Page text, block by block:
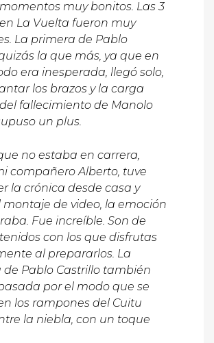
muy bonitos. Las 3
La Vuelta fueron muy
La primera de Pablo
la que más, ya que en
era inesperada, llegó solo,
los brazos y la carga
fallecimiento de Manolo
un plus.
no estaba en carrera,
compañero Alberto, tuve
la crónica desde casa y
montaje de video, la emoción
Fue increíble. Son de
con los que disfrutas
al prepararlos. La
Pablo Castrillo también
por el modo que se
los rampones del Cuitu
la niebla, con un toque